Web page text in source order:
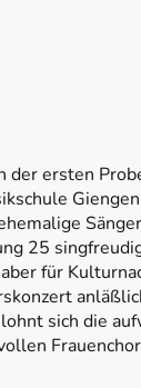
der ersten
25
für
sich die